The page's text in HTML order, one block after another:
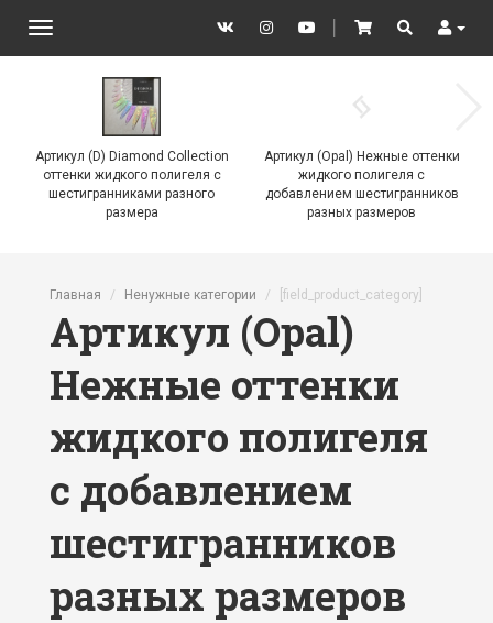
InstagramYouTubeCart SearchUser
Toggle
navigation
Артикул (D) Diamond Collection
оттенки жидкого полигеля с
шестигранниками разного
размера
Артикул (Opal) Нежные оттенки
жидкого полигеля с
добавлением шестигранников
разных размеров
Главная Ненужные категории [field_product_category]
Артикул (Opal)
Нежные оттенки
жидкого полигеля
с добавлением
шестигранников
разных размеров